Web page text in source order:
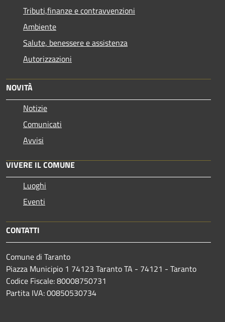
Tributi,finanze e contravvenzioni
Ambiente
Salute, benessere e assistenza
Autorizzazioni
NOVITÀ
Notizie
Comunicati
Avvisi
VIVERE IL COMUNE
Luoghi
Eventi
CONTATTI
Comune di Taranto
Piazza Municipio 1 74123 Taranto TA - 74121 - Taranto
Codice Fiscale: 80008750731
Partita IVA: 00850530734